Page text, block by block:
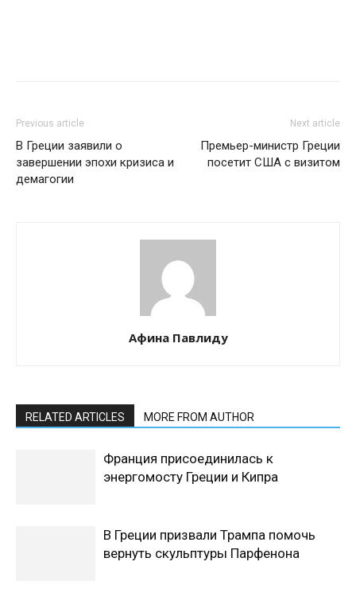
Previous article
В Греции заявили о
завершении эпохи кризиса и
демагогии
Next article
Премьер-министр Греции
посетит США с визитом
Афина Павлиду
RELATED ARTICLES MORE FROM AUTHOR
Франция присоединилась к
энергомосту Греции и Кипра
В Греции призвали Трампа помочь
вернуть скульптуры Парфенона